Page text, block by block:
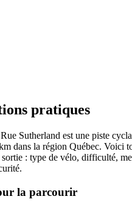
pratiques
Sutherland est une piste
dans la région Québec. Voici
: type de vélo, difficulté,
la parcourir